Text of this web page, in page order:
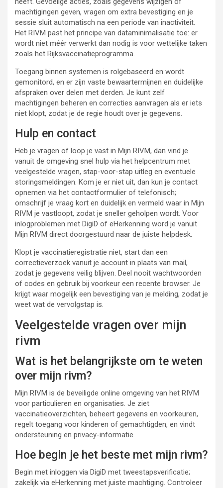
machtigingen geven, vragen om extra bevestiging en je
sessie sluit automatisch na een periode van inactiviteit.
Het RIVM past het principe van dataminimalisatie toe: er
wordt niet méér verwerkt dan nodig is voor wettelijke taken
zoals het Rijksvaccinatieprogramma.
Toegang binnen systemen is rolgebaseerd en wordt
gemonitord, en er zijn vaste bewaartermijnen en duidelijke
afspraken over delen met derden. Je kunt zelf
machtigingen beheren en correcties aanvragen als er iets
niet klopt, zodat je de regie houdt over je gegevens.
Hulp en contact
Heb je vragen of loop je vast in Mijn RIVM, dan vind je
vanuit de omgeving snel hulp via het helpcentrum met
veelgestelde vragen, stap-voor-stap uitleg en eventuele
storingsmeldingen. Kom je er niet uit, dan kun je contact
opnemen via het contactformulier of telefonisch;
omschrijf je vraag kort en duidelijk en vermeld waar in Mijn
RIVM je vastloopt, zodat je sneller geholpen wordt. Voor
inlogproblemen met DigiD of eHerkenning word je vanuit
Mijn RIVM direct doorgestuurd naar de juiste helpdesk.
Klopt je vaccinatieregistratie niet, start dan een
correctieverzoek vanuit je account in plaats van mail,
zodat je gegevens veilig blijven. Deel nooit wachtwoorden
of codes en gebruik bij voorkeur een recente browser. Je
krijgt waar mogelijk een bevestiging van je melding, zodat je
weet wat de vervolgstap is.
Veelgestelde vragen over mijn
rivm
Wat is het belangrijkste om te weten
over mijn rivm?
Mijn RIVM is de beveiligde online omgeving van het RIVM
voor particulieren en organisaties. Je ziet
vaccinatieoverzichten, beheert gegevens en voorkeuren,
regelt toegang voor kinderen of gemachtigden, en vindt
ondersteuning en privacy-informatie.
Hoe begin je het beste met mijn rivm?
Begin met inloggen via DigiD met tweestapsverificatie;
zakelijk via eHerkenning met juiste machtiging. Controleer